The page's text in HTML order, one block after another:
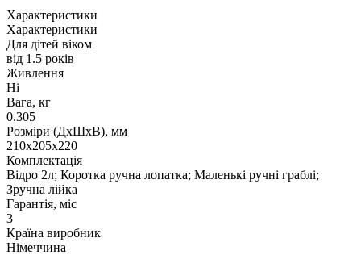
Характеристики
Характеристики
Для дітей віком
від 1.5 років
Живлення
Ні
Вага, кг
0.305
Розміри (ДxШxВ), мм
210х205х220
Комплектація
Відро 2л; Коротка ручна лопатка; Маленькі ручні граблі;
Зручна лійка
Гарантія, міс
3
Країна виробник
Німеччина